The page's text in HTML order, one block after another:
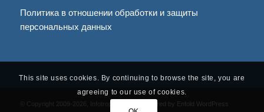
Политика в отношении обработки и защиты
персональных данных
© Copyright 2009 -2026, Infotropic Media - powered by Enfold WordPress
This site uses cookies. By continuing to browse the site, you are
agreeing to our use of cookies.